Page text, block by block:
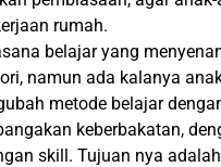
rumah.
belajar yang
namun ada kalanya
metode belajar
keberbakatan,
skill. Tujuan nya